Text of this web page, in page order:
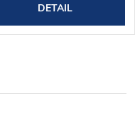
DETAIL